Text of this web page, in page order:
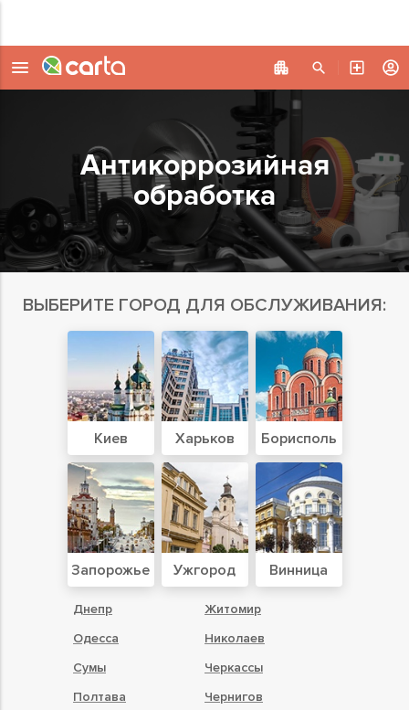
Антикоррозийная
обработка
ВЫБЕРИТЕ ГОРОД ДЛЯ ОБСЛУЖИВАНИЯ:
Киев Харьков Борисполь
Запорожье Ужгород Винница
Днепр
Житомир
Одесса
Николаев
Сумы
Черкассы
Полтава
Чернигов